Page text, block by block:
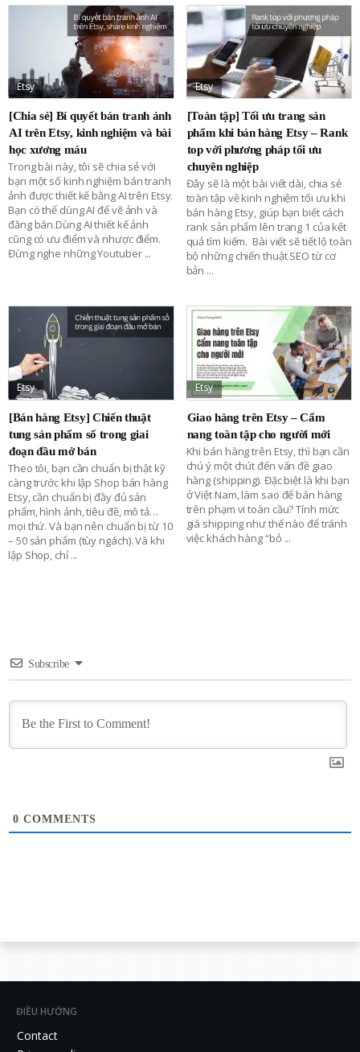
Etsy
[Chia sẻ] Bí quyết bán tranh ảnh
AI trên Etsy, kinh nghiệm và bài
học xương máu
Trong bài này, tôi sẽ chia sẻ với
bạn một số kinh nghiệm bán tranh
ảnh được thiết kế bằng AI trên Etsy.
Bạn có thể dùng AI để vẽ ảnh và
đăng bán.Dùng AI thiết kế ảnh
cũng có ưu điểm và nhược điểm.
Đừng nghe những Youtuber ...
Etsy
[Toàn tập] Tối ưu trang sản
phẩm khi bán hàng Etsy – Rank
top với phương pháp tối ưu
chuyên nghiệp
Đây sẽ là một bài viết dài, chia sẻ
toàn tập về kinh nghiệm tối ưu khi
bán hàng Etsy, giúp bạn biết cách
rank sản phẩm lên trang 1 của kết
quả tìm kiếm. Bài viết sẽ tiết lộ toàn
bộ những chiến thuật SEO từ cơ
bản ...
Etsy
[Bán hàng Etsy] Chiến thuật
tung sản phẩm số trong giai
đoạn đầu mở bán
Theo tôi, bạn cần chuẩn bị thật kỹ
càng trước khi lập Shop bán hàng
Etsy, cần chuẩn bị đầy đủ sản
phẩm, hình ảnh, tiêu đề, mô tả…
mọi thứ. Và bạn nên chuẩn bị từ 10
– 50 sản phẩm (tùy ngách). Và khi
lập Shop, chỉ ...
Etsy
Giao hàng trên Etsy – Cẩm
nang toàn tập cho người mới
Khi bán hàng trên Etsy, thì bạn cần
chú ý một chút đến vấn đề giao
hàng (shipping). Đặc biệt là khi bạn
ở Việt Nam, làm sao để bán hàng
trên phạm vi toàn cầu? Tính mức
giá shipping như thế nào để tránh
việc khách hàng “bỏ ...
Subscribe
0 COMMENTS
ĐIỀU HƯỚNG
Contact